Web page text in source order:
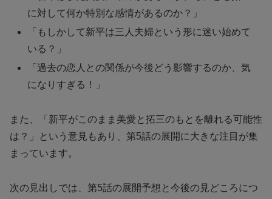
に対して何か特別な感情があるのか？」
「もしかして新平は三人夫婦という形に迷い始めて
いる？」
「過去の恋人との関係が今後どう影響するのか、気
になりすぎる！」
また、「新平がこのまま美愛と拓三のもとを離れる可能性
は？」という意見もあり、第5話の展開に大きな注目が集
まっています。
次の見出しでは、第5話の展開予想と今後の見どころにつ